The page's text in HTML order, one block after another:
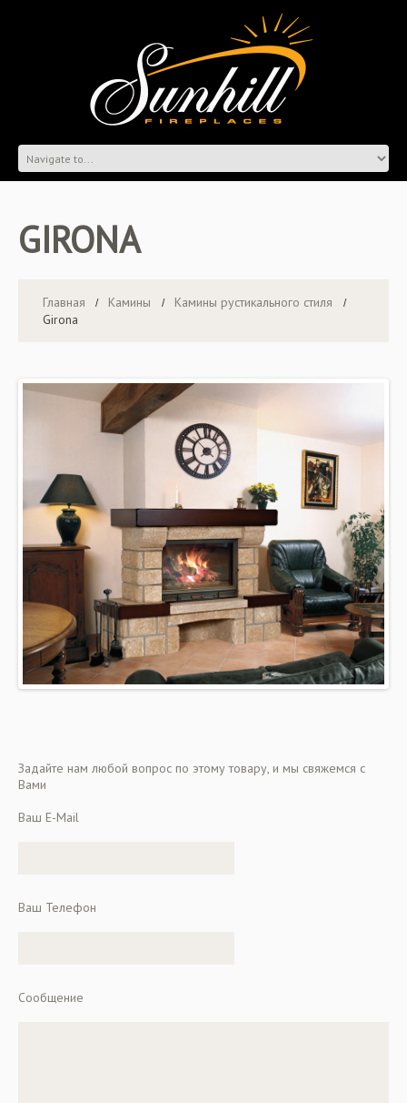
GIRONA
Главная Камины
Камины рустикального стиля
Girona
Задайте нам любой вопрос по этому товару, и мы свяжемся с
Вами
Ваш E-Mail
Ваш Телефон
Сообщение